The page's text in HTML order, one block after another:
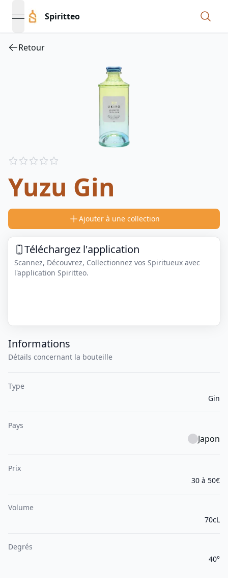
open navigation menu
Spiritteo
Retour
Reviews
Yuzu Gin
Ajouter à une collection
Téléchargez l'application
Scannez, Découvrez, Collectionnez vos Spiritueux avec
l'application Spiritteo.
Informations
Détails concernant la bouteille
Type
Gin
Pays
Japon
Prix
30 à 50€
Volume
70cL
Degrés
40°